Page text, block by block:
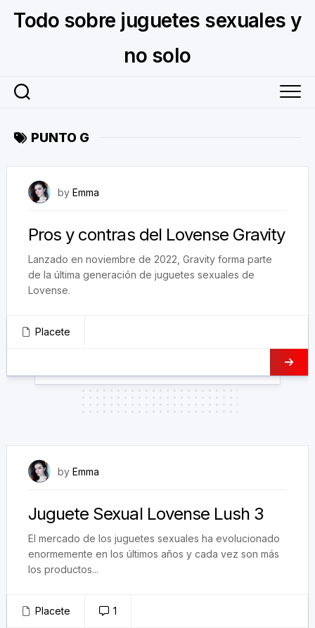
Todo sobre juguetes sexuales y
no solo
PUNTO G
by Emma
Pros y contras del Lovense Gravity
Lanzado en noviembre de 2022, Gravity forma parte
de la última generación de juguetes sexuales de
Lovense.
Placete
by Emma
Juguete Sexual Lovense Lush 3
El mercado de los juguetes sexuales ha evolucionado
enormemente en los últimos años y cada vez son más
los productos...
Placete 1